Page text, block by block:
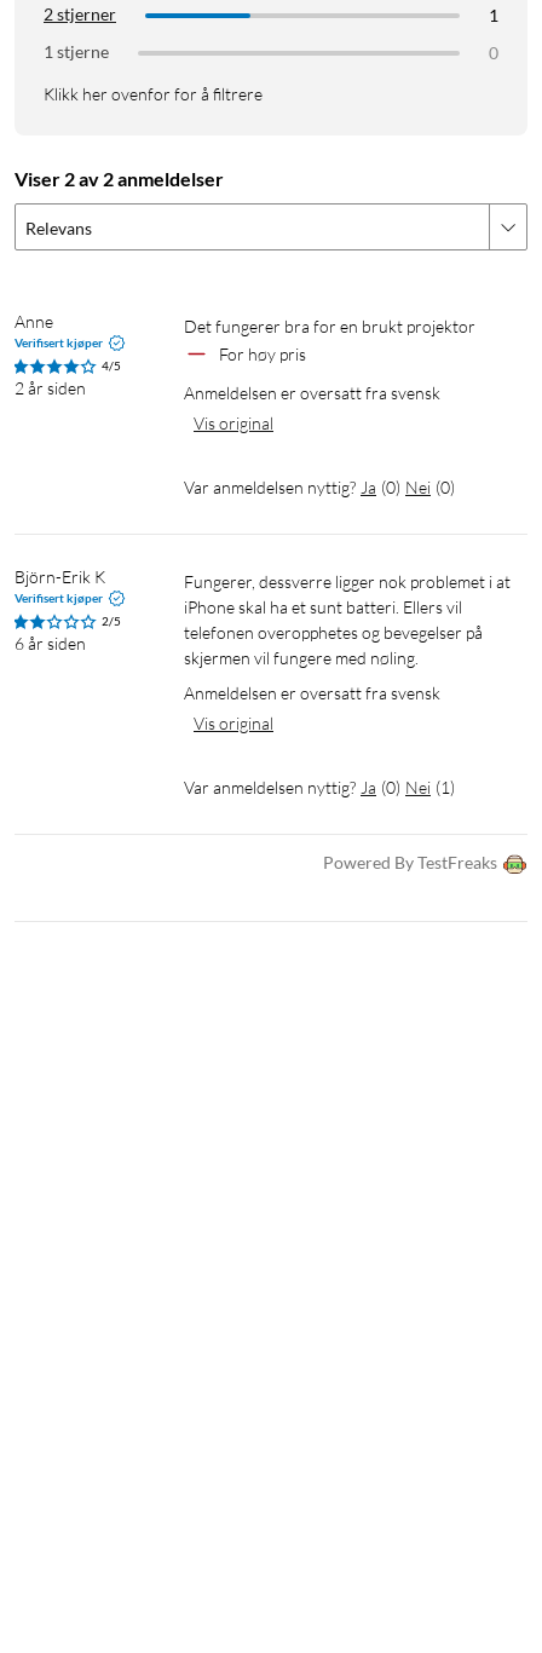
2 stjerner
1
1 stjerne
0
Klikk her ovenfor for å filtrere
Viser 2 av 2 anmeldelser
Relevans
Anne
Verifisert kjøper
4/5
2 år siden
Det fungerer bra for en brukt projektor
For høy pris
Anmeldelsen er oversatt fra svensk
Vis original
Var anmeldelsen nyttig? Ja (0) Nei (0)
Björn-Erik K
Verifisert kjøper
2/5
6 år siden
Fungerer, dessverre ligger nok problemet i at
iPhone skal ha et sunt batteri. Ellers vil
telefonen overopphetes og bevegelser på
skjermen vil fungere med nøling.
Anmeldelsen er oversatt fra svensk
Vis original
Var anmeldelsen nyttig? Ja (0) Nei (1)
Powered By TestFreaks